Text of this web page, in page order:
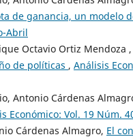
de ganancia, un modelo
Abril
Octavio Ortiz Mendoza
de políticas , Análisis
Antonio Cárdenas
Económico: Vol. 19 Núm.
Cárdenas Almagro, El